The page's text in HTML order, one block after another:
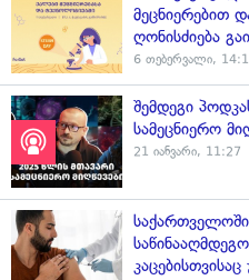
მეცნიერებით
ღონისძიება
6 თებერვალი,
შემდეგი
სამეცნიერო
21 იანვარი, 11:27